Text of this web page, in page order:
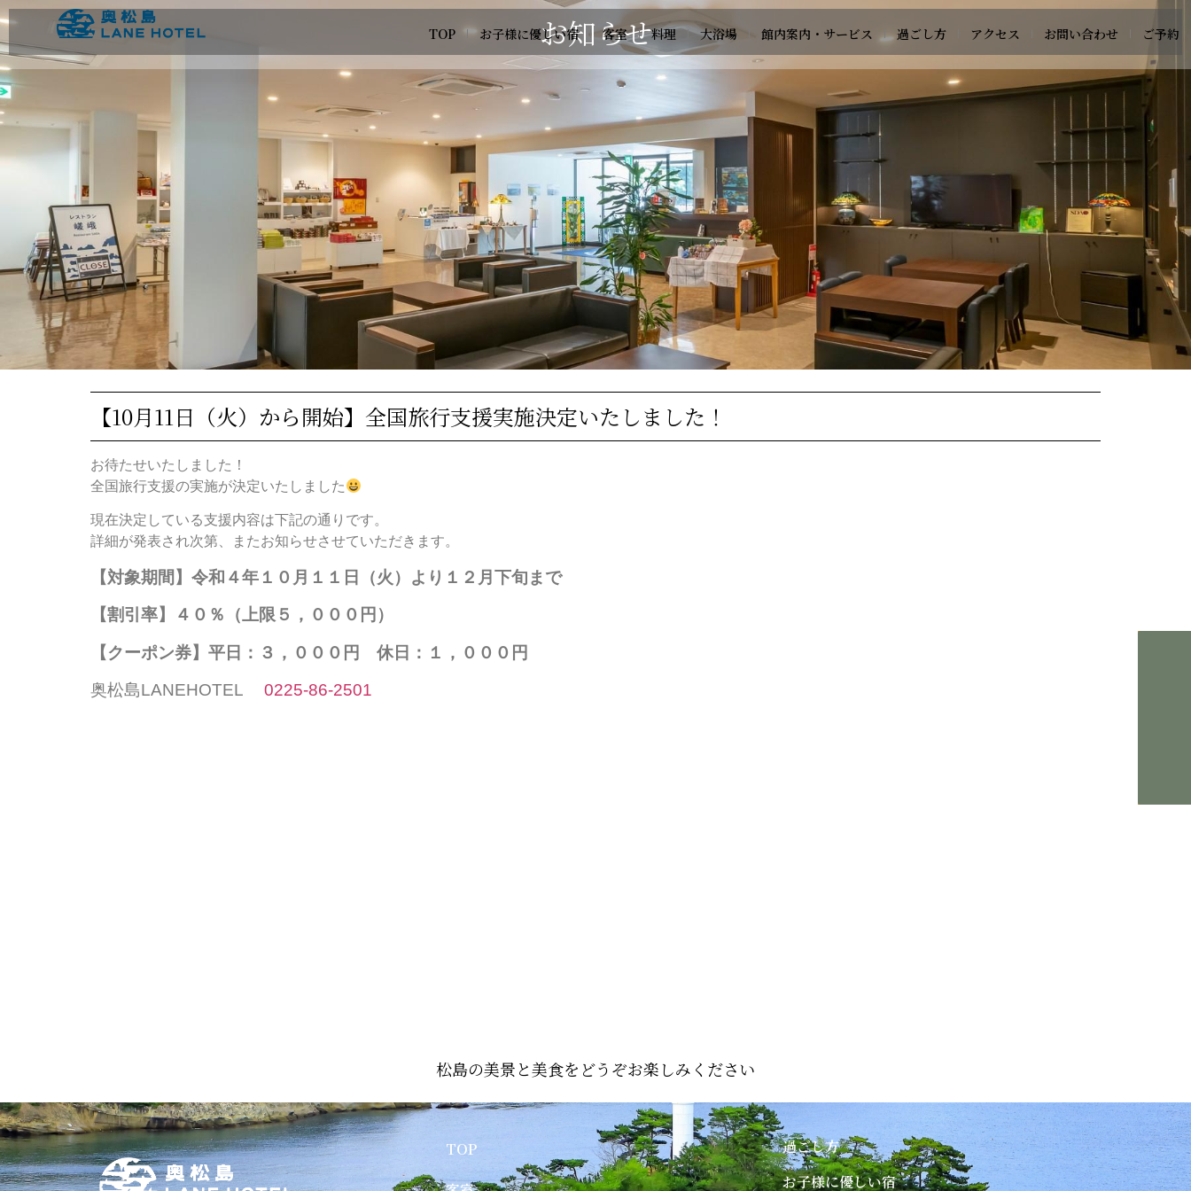
TOP お子様に優しい宿 客室 料理 大浴場 館内案内・サービス 過ごし方 アクセス お問い合わせ ご予約
お知らせ
【10月11日（火）から開始】全国旅行支援実施決定いたしました！
お待たせいたしました！
全国旅行支援の実施が決定いたしました
現在決定している支援内容は下記の通りです。
詳細が発表され次第、またお知らせさせていただきます。
【対象期間】令和４年１０月１１日（火）より１２月下旬まで
【割引率】４０％（上限５，０００円）
【クーポン券】平日：３，０００円 休日：１，０００円
奥松島LANEHOTEL 0225-86-2501
松島の美景と美食をどうぞお楽しみください
TOP
過ごし方
お子様に優しい宿